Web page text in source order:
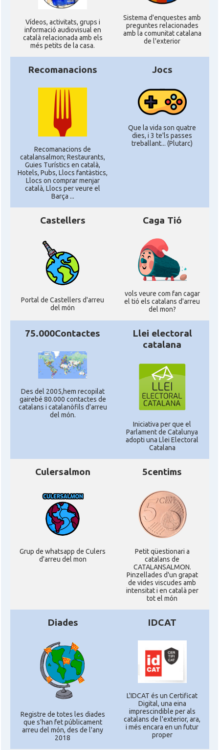
Ví­deos, activitats, grups i
informació audiovisual en
català relacionada amb els
més petits de la casa.
Sistema d'enquestes amb
preguntes relacionades
amb la comunitat catalana
de l'exterior
Recomanacions
Recomanacions de
catalansalmon; Restaurants,
Guies Turístics en català,
Hotels, Pubs, Llocs fantàstics,
Llocs on comprar menjar
català, Llocs per veure el
Barça ...
Jocs
Que la vida son quatre
dies, i 3 te'ls passes
treballant... (Plutarc)
Castellers
Portal de Castellers d'arreu
del món
Caga Tió
vols veure com fan cagar
el tió els catalans d'arreu
del mon?
75.000Contactes
Des del 2005,hem recopilat
gairebé 80.000 contactes de
catalans i catalanòfils d'arreu
del món.
Llei electoral
catalana
Iniciativa per que el
Parlament de Catalunya
adopti una Llei Electoral
Catalana
Culersalmon
Grup de whatsapp de Culers
d'arreu del mon
5centims
Petit qüestionari a
catalans de
CATALANSALMON.
Pinzellades d'un grapat
de vides viscudes amb
intensitat i en català per
tot el món
Diades
Registre de totes les diades
que s'han fet públicament
arreu del món, des de l'any
2018
IDCAT
L'IDCAT és un Certificat
Digital, una eina
imprescindible per als
catalans de l'exterior, ara,
i més encara en un futur
proper